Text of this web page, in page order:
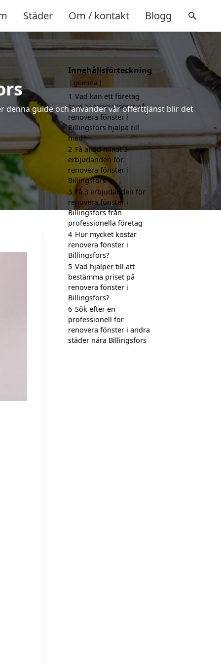
Städer Om / kontakt Blogg
denna guide och använder vår offerttjänst blir det
Innehållsförteckning
gömma
1 Vad kan ett företag
som är specialiserat på
renovera fönster i
Billingsfors hjälpa till
med?
2 Få alltid minst 3
erbjudanden för
renovera fönster i
Billingsfors
3 Få 3 erbjudanden för
renovera fönster i
Billingsfors från
professionella företag
4 Hur mycket kostar
renovera fönster i
Billingsfors?
5 Vad hjälper till att
bestämma priset på
renovera fönster i
Billingsfors?
6 Sök efter en
professionell för
renovera fönster i andra
städer nära Billingsfors